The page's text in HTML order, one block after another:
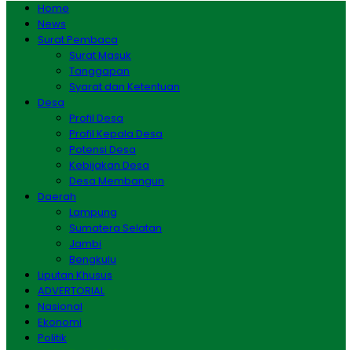
Home
News
Surat Pembaca
Surat Masuk
Tanggapan
Syarat dan Ketentuan
Desa
Profil Desa
Profil Kepala Desa
Potensi Desa
Kebijakan Desa
Desa Membangun
Daerah
Lampung
Sumatera Selatan
Jambi
Bengkulu
Liputan Khusus
ADVERTORIAL
Nasional
Ekonomi
Politik